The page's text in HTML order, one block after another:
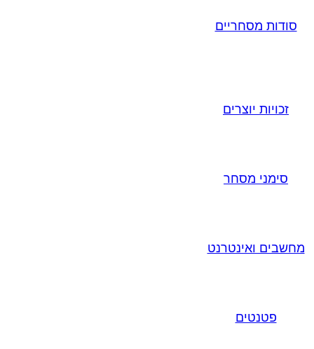
סודות מסחריים
זכויות יוצרים
סימני מסחר
מחשבים ואינטרנט
פטנטים